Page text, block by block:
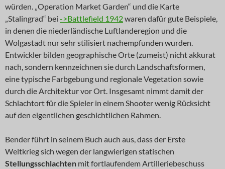
würden. „Operation Market Garden“ und die Karte
„Stalingrad“ bei ->Battlefield 1942waren dafür gute Beispiele,
in denen die niederländische Luftlanderegion und die
Wolgastadt nur sehr stilisiert nachempfunden wurden.
Entwickler bilden geographische Orte (zumeist) nicht akkurat
nach, sondern kennzeichnen sie durch Landschaftsformen,
eine typische Farbgebung und regionale Vegetation sowie
durch die Architektur vor Ort. Insgesamt nimmt damit der
Schlachtort für die Spieler in einem Shooter wenig Rücksicht
auf den eigentlichen geschichtlichen Rahmen.
Bender führt in seinem Buch auch aus, dass der Erste
Weltkrieg sich wegen der langwierigen statischen
Stellungsschlachten mit fortlaufendem Artilleriebeschuss